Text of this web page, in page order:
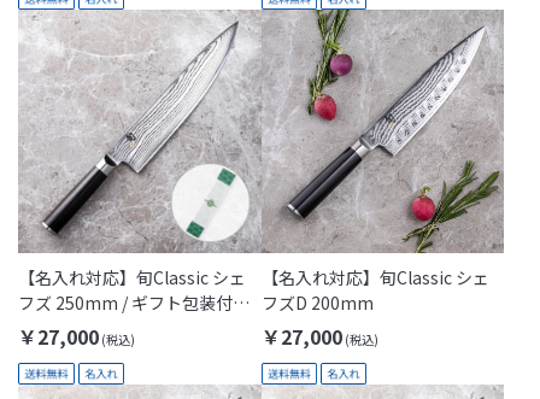
【名入れ対応】旬Classic シェ
フズ 250mm / ギフト包装付き
(Thanks Dad)
￥27,000
【名入れ対応】旬Classic シェ
フズD 200mm
￥27,000